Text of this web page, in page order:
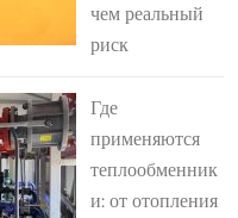
чем реальный
риск
Где
применяются
теплообменник
и: от отопления